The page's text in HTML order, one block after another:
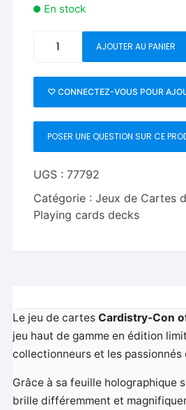
En stock
Cardistry
Con
of
China
Holo
Playing
by
Bacon
AJOUTER AU PANIER
♡ CONNECTEZ-VOUS POUR
POSER UNE QUESTION SUR CE
UGS :77792
Catégorie :Jeux de Cartes
Playing cards decks
Le jeu de cartesCardistry-Con
jeu haut de gamme en édition
collectionneurs et les
Grâce à sa feuille holographique
brille différemment et